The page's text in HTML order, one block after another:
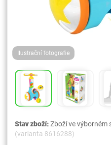
Ilustrační fotografie
Stav zboží:Zboží ve výborném
(varianta 8616288)